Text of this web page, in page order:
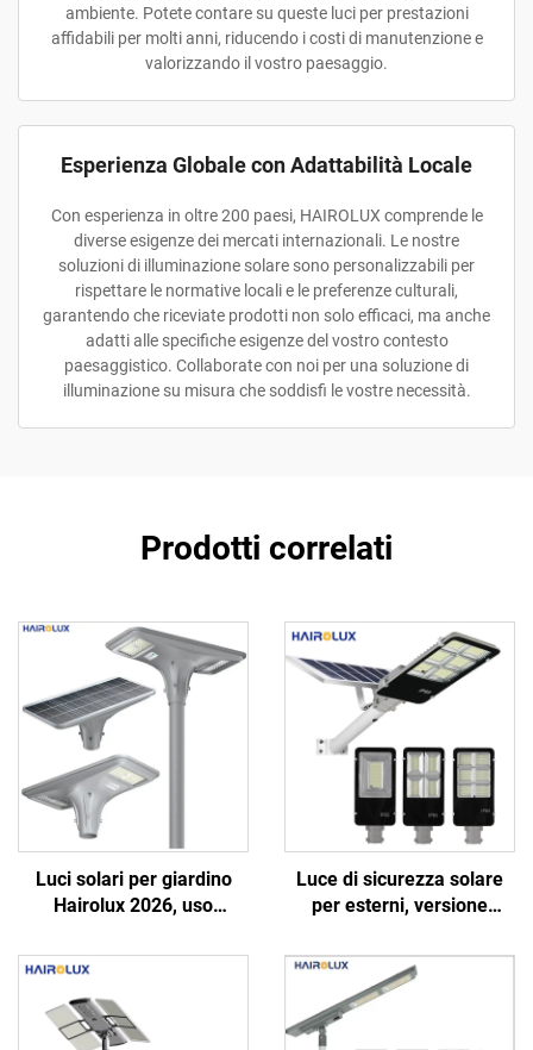
ambiente. Potete contare su queste luci per prestazioni
affidabili per molti anni, riducendo i costi di manutenzione e
valorizzando il vostro paesaggio.
Esperienza Globale con Adattabilità Locale
Con esperienza in oltre 200 paesi, HAIROLUX comprende le
diverse esigenze dei mercati internazionali. Le nostre
soluzioni di illuminazione solare sono personalizzabili per
rispettare le normative locali e le preferenze culturali,
garantendo che riceviate prodotti non solo efficaci, ma anche
adatti alle specifiche esigenze del vostro contesto
paesaggistico. Collaborate con noi per una soluzione di
illuminazione su misura che soddisfi le vostre necessità.
Prodotti correlati
Luci solari per giardino
Hairolux 2026, uso
decorative per esterni,
Luce di sicurezza solare
per esterni, versione
per giardini e strade, luci
solari LED per strade